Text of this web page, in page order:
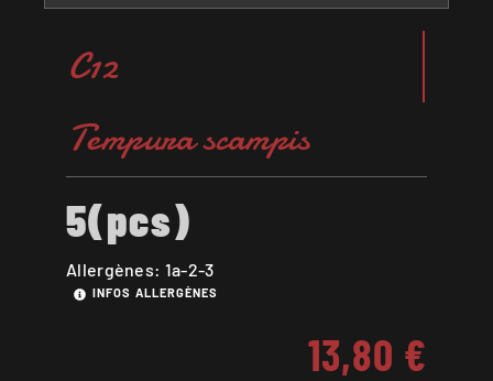
C12
Tempura scampis
5(pcs)
Allergènes: 1a-2-3
INFOS ALLERGÈNES
13,80 €